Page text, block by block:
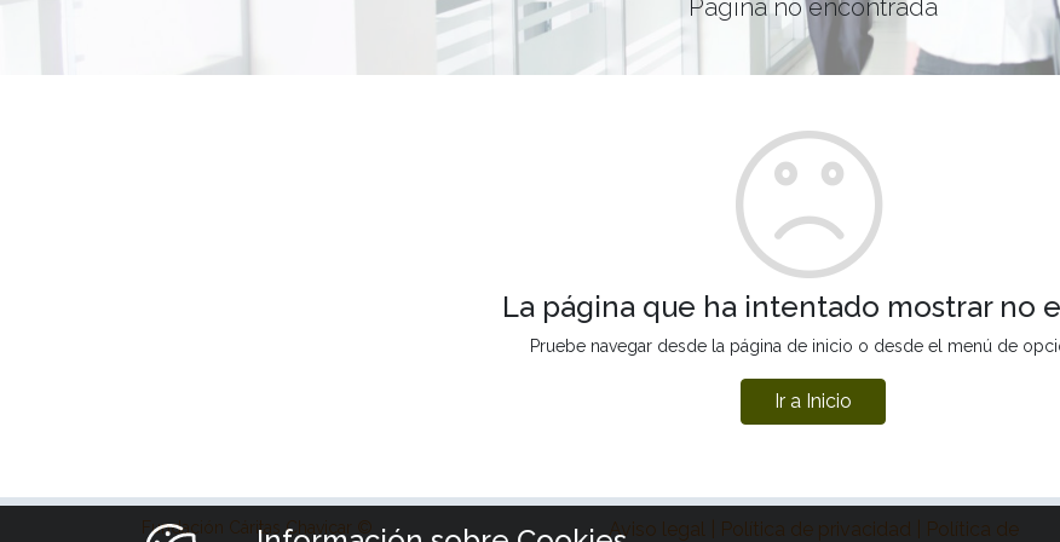
Página no encontrada
La página que ha intentado mostrar no
Pruebe navegar desde la página de inicio o desde el menú de
Ir a Inicio
Fundación Cáritas Chavicar © Aviso legal | Política de privacidad | Política de